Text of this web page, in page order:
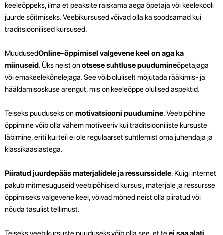
keeleõppeks, ilma et peaksite raiskama aega õpetaja või keelekooli
juurde sõitmiseks. Veebikursused võivad olla ka soodsamad kui
traditsioonilised kursused.
MuudusedOnline-õppimisel valgevene keel on aga ka
miinuseid. Üks neist onotsese suhtluse puudumineõpetajaga
või emakeelekõnelejaga. See võib oluliselt mõjutada rääkimis- ja
hääldamisoskuse arengut, mis on keeleõppe olulised aspektid.
Teiseks puuduseks onmotivatsiooni puudumine. Veebipõhine
õppimine võib olla vähem motiveeriv kui traditsiooniliste kursuste
läbimine, eriti kui teil ei ole regulaarset suhtlemist oma juhendaja ja
klassikaaslastega.
Piiratud juurdepääs materjalidele ja ressurssidele. Kuigi internet
pakub mitmesuguseid veebipõhiseid kursusi, materjale ja ressursse
õppimiseks valgevene keel, võivad mõned neist olla piiratud või
nõuda tasulist tellimust.
Teiseks veebikursuste puuduseks võib olla see, et teei saa alati